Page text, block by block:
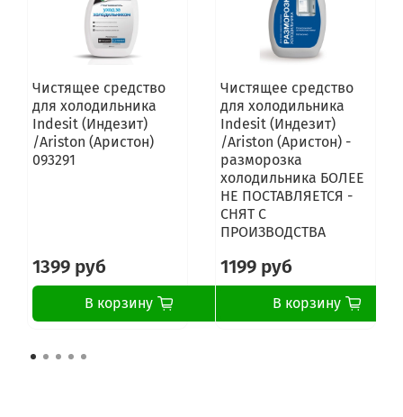
Чистящее средство
для холодильника
Indesit (Индезит)
/Ariston (Аристон)
093291
1399 руб
В корзину
Чистящее средство
для холодильника
Indesit (Индезит)
/Ariston (Аристон) -
разморозка
холодильника БОЛЕЕ
НЕ ПОСТАВЛЯЕТСЯ -
СНЯТ С
ПРОИЗВОДСТВА
1199 руб
В корзину